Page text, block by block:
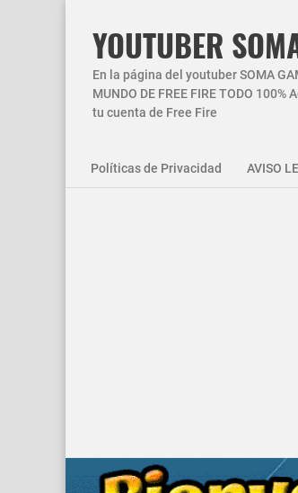
YOUTUBER
En la página del youtuber SOMA
MUNDO DE FREE FIRE TODO
tu cuenta de Free Fire
Políticas de Privacidad AVISO